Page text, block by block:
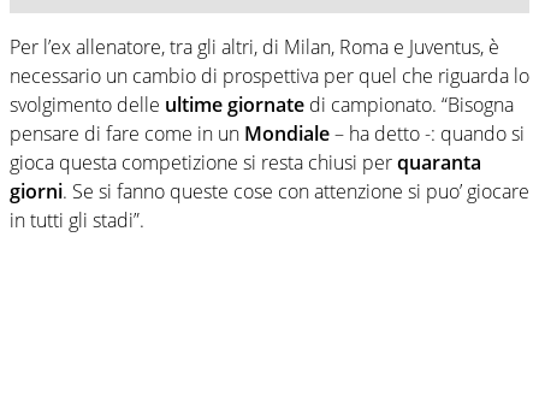
Per l’ex allenatore, tra gli altri, di Milan, Roma e Juventus, è
necessario un cambio di prospettiva per quel che riguarda lo
svolgimento delle ultime giornate di campionato. “Bisogna
pensare di fare come in un Mondiale– ha detto -: quando si
gioca questa competizione si resta chiusi perquaranta
giorni. Se si fanno queste cose con attenzione si puo’ giocare
in tutti gli stadi”.